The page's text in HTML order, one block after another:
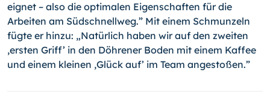
eignet – also die optimalen Eigenschaften für die
Arbeiten am Südschnellweg.” Mit einem Schmunzeln
fügte er hinzu: „Natürlich haben wir auf den zweiten
,ersten Griff’ in den Döhrener Boden mit einem Kaffee
und einem kleinen ,Glück auf’ im Team angestoßen.”